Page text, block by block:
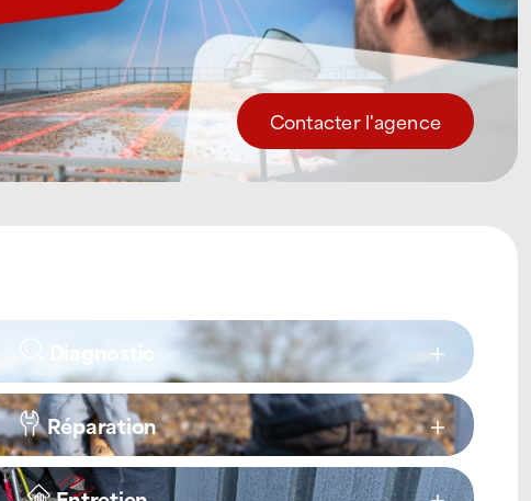
Contacter l'agence
Diagnostic
Réparation